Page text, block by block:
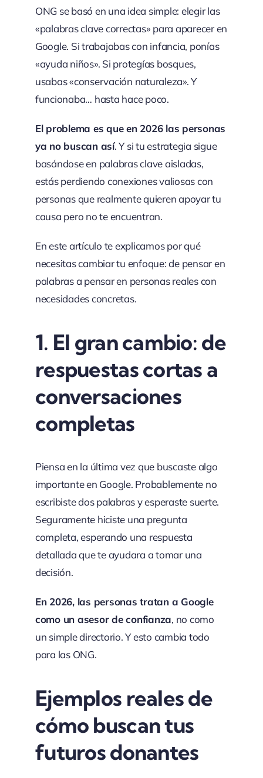
ONG se basó en una idea simple: elegir las
«palabras clave correctas» para aparecer en
Google. Si trabajabas con infancia, ponías
«ayuda niños». Si protegías bosques,
usabas «conservación naturaleza». Y
funcionaba… hasta hace poco.
El problema es que en 2026 las personas
ya no buscan así. Y si tu estrategia sigue
basándose en palabras clave aisladas,
estás perdiendo conexiones valiosas con
personas que realmente quieren apoyar tu
causa pero no te encuentran.
En este artículo te explicamos por qué
necesitas cambiar tu enfoque: de pensar en
palabras a pensar en personas reales con
necesidades concretas.
1. El gran cambio: de
respuestas cortas a
conversaciones
completas
Piensa en la última vez que buscaste algo
importante en Google. Probablemente no
escribiste dos palabras y esperaste suerte.
Seguramente hiciste una pregunta
completa, esperando una respuesta
detallada que te ayudara a tomar una
decisión.
En 2026, las personas tratan a Google
como un asesor de confianza, no como
un simple directorio. Y esto cambia todo
para las ONG.
Ejemplos reales de
cómo buscan tus
futuros donantes